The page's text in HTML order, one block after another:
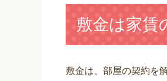
敷金は家賃
敷金は、部屋の契約を